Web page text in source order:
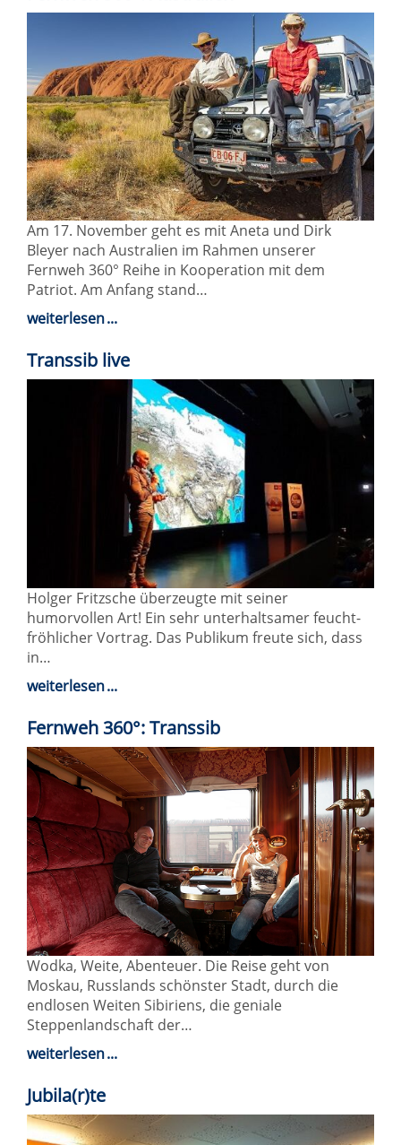
Am 17. November geht es mit Aneta und Dirk
Bleyer nach Australien im Rahmen unserer
Fernweh 360° Reihe in Kooperation mit dem
Patriot. Am Anfang stand…
weiterlesen
Transsib live
Holger Fritzsche überzeugte mit seiner
humorvollen Art! Ein sehr unterhaltsamer feucht-
fröhlicher Vortrag. Das Publikum freute sich, dass
in…
weiterlesen
Fernweh 360°: Transsib
Wodka, Weite, Abenteuer. Die Reise geht von
Moskau, Russlands schönster Stadt, durch die
endlosen Weiten Sibiriens, die geniale
Steppenlandschaft der…
weiterlesen
Jubila(r)te